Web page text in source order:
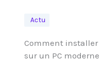
Actu
Comment installer
sur un PC